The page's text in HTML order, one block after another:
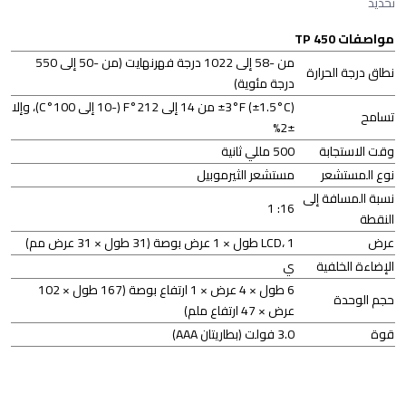
مواصفات TP 450
نطاق درجة الحرارة
من -58 إلى 1022 درجة فهرنهايت (من -50 إلى 550
درجة مئوية)
تسامح
±3°F (±1.5°C) من 14 إلى 212°F (-10 إلى 100°C)، وإلا
±2%
وقت الاستجابة
500 مللي ثانية
نوع المستشعر
مستشعر الثيرموبيل
نسبة المسافة إلى
النقطة
16: 1
عرض
LCD، 1 طول × 1 عرض بوصة (31 طول × 31 عرض مم)
الإضاءة الخلفية
ي
حجم الوحدة
6 طول × 4 عرض × 1 ارتفاع بوصة (167 طول × 102
عرض × 47 ارتفاع ملم)
قوة
3.0 فولت (بطاريتان AAA)